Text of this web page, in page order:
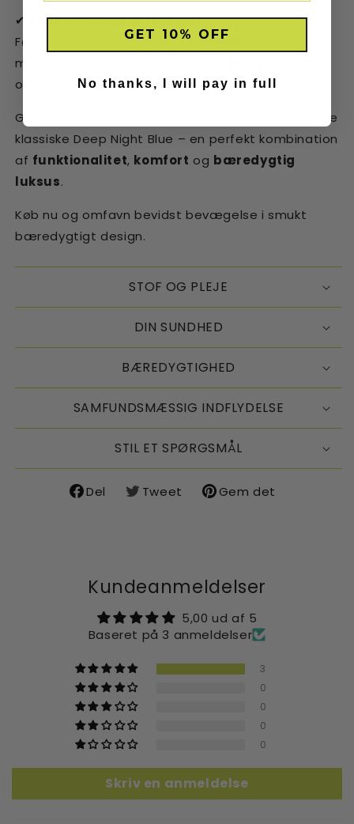
✔
Etisk produceret i Europa
Førsteklasses stofvævet i Schweiz
mærker og komponenter fra
og ansvarligt fremstillet i Bulgarien .
Giv din miljøbevidste garderobe et løft med denne
klassiske Deep Night Blue – en perfekt kombination
af funktionalitet, komfort og bæredygtig
luksus.
Køb nu og omfavn bevidst bevægelse i smukt
bæredygtigt design.
STOF OG PLEJE
DIN SUNDHED
BÆREDYGTIGHED
SAMFUNDSMÆSSIG INDFLYDELSE
STIL ET SPØRGSMÅL
Del
Del
Tweet
Del
Gem det
Del
Kundeanmeldelser
5,00 ud af 5
Baseret på 3 anmeldelser
3
0
0
0
0
Skriv en anmeldelse
GET 10% OFF
No thanks, I will pay in full